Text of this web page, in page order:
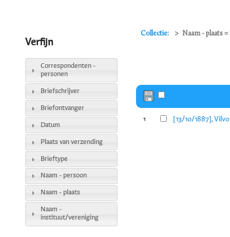
Collectie: Naam - plaats
1 [13/10/1887],
Verfijn
Correspondenten -
personen
Briefschrijver
Briefontvanger
Datum
Plaats van verzending
Brieftype
Naam - persoon
Naam - plaats
Naam -
instituut/vereniging